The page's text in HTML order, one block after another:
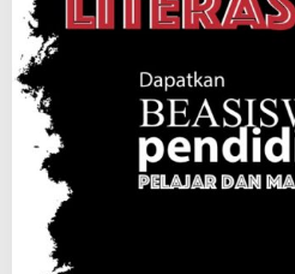
A
S
:
P
r
o
g
r